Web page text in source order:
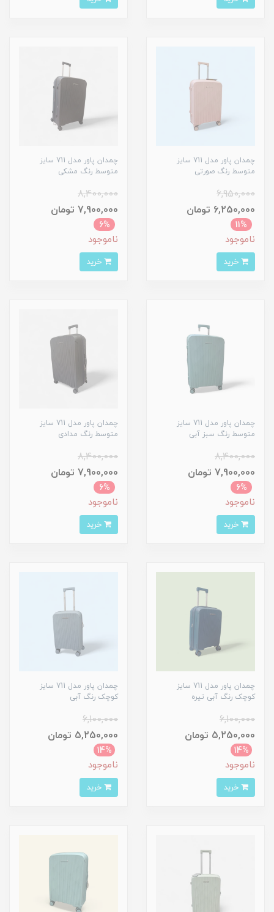
چمدان پاور مدل 711 سایز
متوسط رنگ صورتی
6,950,000
6,250,000 تومان
11%
ناموجود
چمدان پاور مدل 711 سایز
متوسط رنگ مشکی
8,400,000
7,900,000 تومان
6%
ناموجود
چمدان پاور مدل 711 سایز
متوسط رنگ سبز آبی
8,400,000
7,900,000 تومان
6%
ناموجود
چمدان پاور مدل 711 سایز
متوسط رنگ مدادی
8,400,000
7,900,000 تومان
6%
ناموجود
چمدان پاور مدل 711 سایز
کوچک رنگ آبی تیره
6,100,000
5,250,000 تومان
14%
ناموجود
چمدان پاور مدل 711 سایز
کوچک رنگ آبی
6,100,000
5,250,000 تومان
14%
ناموجود